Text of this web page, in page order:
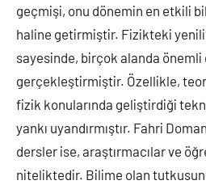
geçmişi, onu dönemin en etkili
haline getirmiştir. Fizikteki
sayesinde, birçok alanda önemli
gerçekleştirmiştir. Özellikle,
fizik konularında geliştirdiği
yankı uyandırmıştır. Fahri
dersler ise, araştırmacılar ve
niteliktedir. Bilime olan